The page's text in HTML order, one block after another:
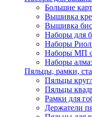
Большие
Вышивка
Вышивка
Наборы для
Наборы
Наборы МП
Наборы
Пяльцы, рамки,
Пяльцы
Пяльцы
Рамки для
Держатели